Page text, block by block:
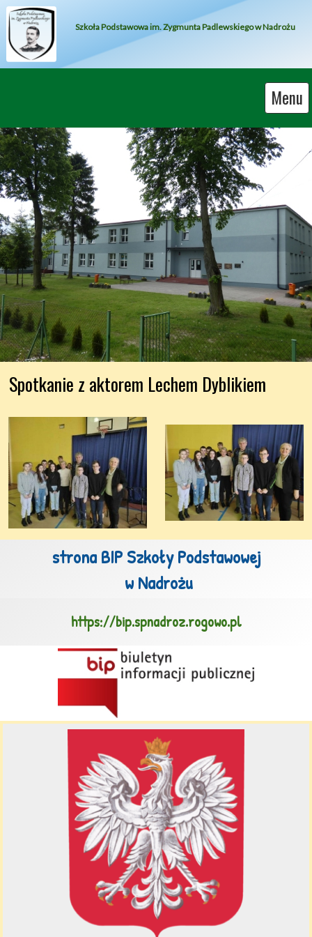
Szkoła Podstawowa im. Zygmunta Padlewskiego w Nadrożu
Menu
Spotkanie z aktorem Lechem Dyblikiem
strona BIP Szkoły Podstawowej
w Nadrożu
https://bip.spnadroz.rogowo.pl